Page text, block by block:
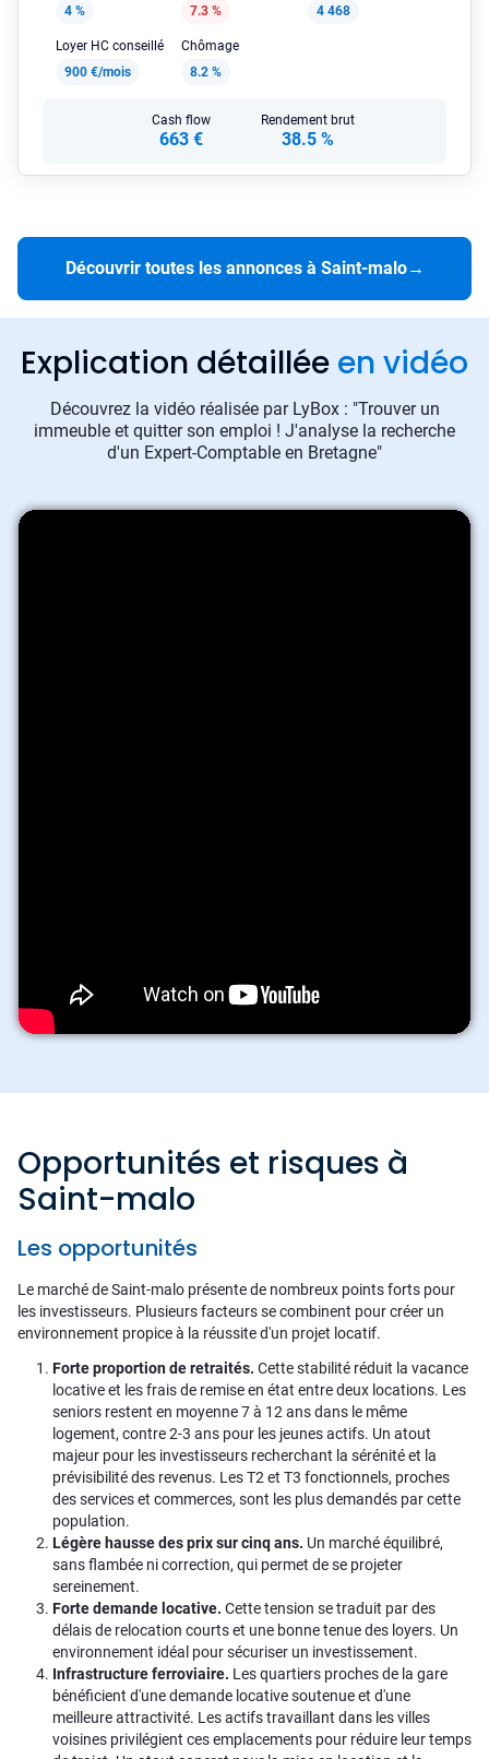
4 %
7.3 %
4 468
Loyer HC conseillé
900 €/mois
Chômage
8.2 %
Cash flow
663 €
Rendement brut
38.5 %
Découvrir toutes les annonces à Saint-malo→
Explication détaillée en vidéo
Découvrez la vidéo réalisée par LyBox : "Trouver un
immeuble et quitter son emploi ! J'analyse la recherche
d'un Expert-Comptable en Bretagne"
Opportunités et risques à
Saint-malo
Les opportunités
Le marché de Saint-malo présente de nombreux points forts pour
les investisseurs. Plusieurs facteurs se combinent pour créer un
environnement propice à la réussite d'un projet locatif.
Forte proportion de retraités. Cette stabilité réduit la vacance
locative et les frais de remise en état entre deux locations. Les
seniors restent en moyenne 7 à 12 ans dans le même
logement, contre 2-3 ans pour les jeunes actifs. Un atout
majeur pour les investisseurs recherchant la sérénité et la
prévisibilité des revenus. Les T2 et T3 fonctionnels, proches
des services et commerces, sont les plus demandés par cette
population.
Légère hausse des prix sur cinq ans. Un marché équilibré,
sans flambée ni correction, qui permet de se projeter
sereinement.
Forte demande locative. Cette tension se traduit par des
délais de relocation courts et une bonne tenue des loyers. Un
environnement idéal pour sécuriser un investissement.
Infrastructure ferroviaire. Les quartiers proches de la gare
bénéficient d'une demande locative soutenue et d'une
meilleure attractivité. Les actifs travaillant dans les villes
voisines privilégient ces emplacements pour réduire leur temps